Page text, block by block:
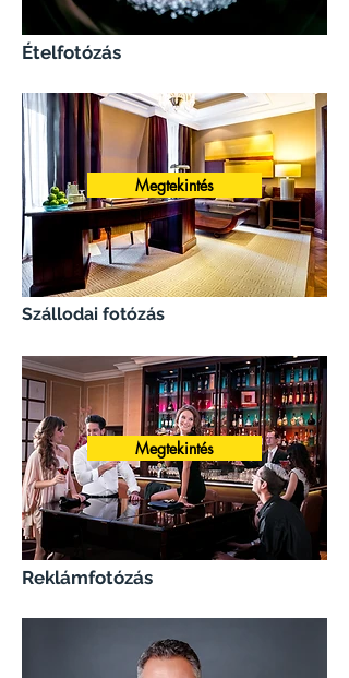
Ételfotózás
Megtekintés
Szállodai fotózás
Megtekintés
Reklámfotózás